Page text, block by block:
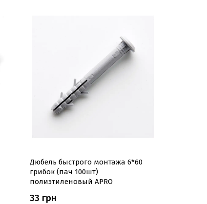
Дюбель быстрого монтажа 6*60
грибок (пач 100шт)
полиэтиленовый APRO
33 грн